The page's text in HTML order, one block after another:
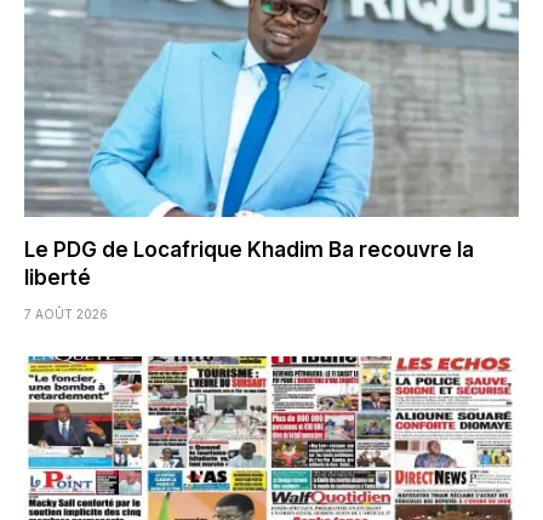
Le PDG de Locafrique Khadim Ba recouvre la
liberté
7 AOÛT 2026